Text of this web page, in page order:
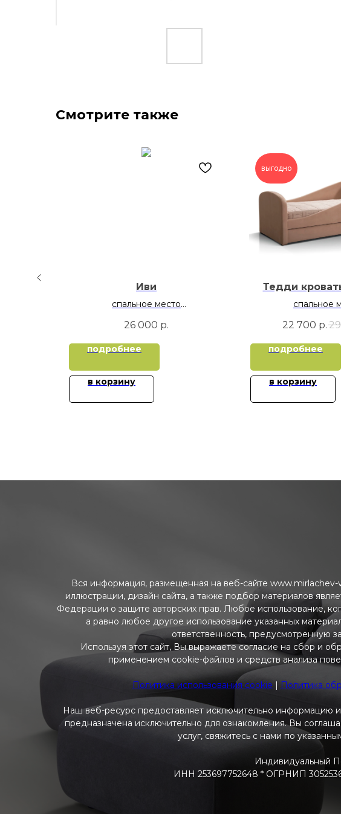
Смотрите также
Иви
спальное место
26 000 р.
подробнее
в корзину
выгодно
Тедди
спальное
22 700 р.
подробнее
в корзину
Вся информация, размещенная на веб-сайте
иллюстрации, дизайн сайта, а также подбор материалов
Федерации о защите авторских прав. Любое использование,
а равно любое другое использование указанных
ответственность, предусмотренную
Используя этот сайт, Вы выражаете согласие на сбор и
применением cookie-файлов и средств анализа
Политика использования cookie | Политика
Наш веб-ресурс предоставляет исключительно информацию
предназначена исключительно для ознакомления. Вы
услуг, свяжитесь с нами по
Индивидуальный
ИНН 253697752648 * ОГРНИП